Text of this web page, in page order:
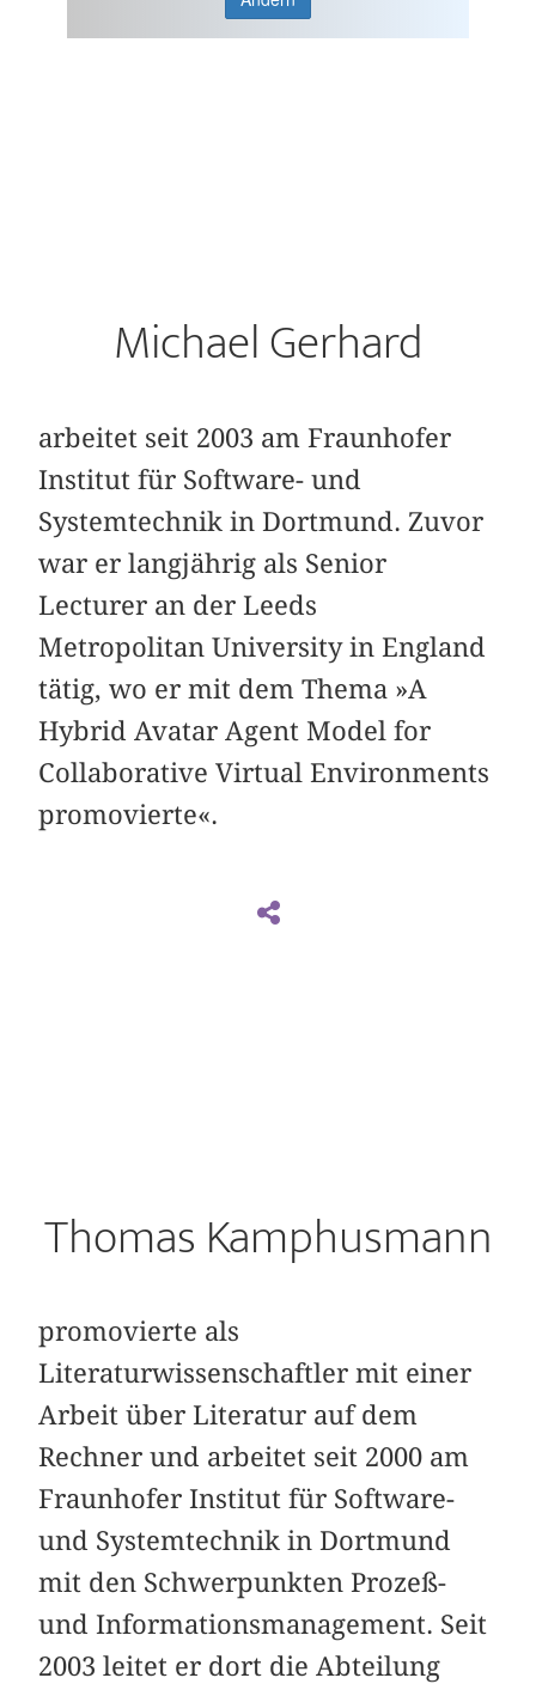
Michael Gerhard
arbeitet seit 2003 am Fraunhofer
Institut für Software- und
Systemtechnik in Dortmund. Zuvor
war er langjährig als Senior
Lecturer an der Leeds
Metropolitan University in England
tätig, wo er mit dem Thema »A
Hybrid Avatar Agent Model for
Collaborative Virtual Environments
promovierte«.
Thomas Kamphusmann
promovierte als
Literaturwissenschaftler mit einer
Arbeit über Literatur auf dem
Rechner und arbeitet seit 2000 am
Fraunhofer Institut für Software-
und Systemtechnik in Dortmund
mit den Schwerpunkten Prozeß-
und Informationsmanagement. Seit
2003 leitet er dort die Abteilung